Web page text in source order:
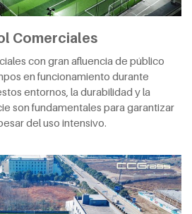
Comerciales
con gran afluencia de público
en funcionamiento durante
entornos, la durabilidad y la
son fundamentales para garantizar
del uso intensivo.